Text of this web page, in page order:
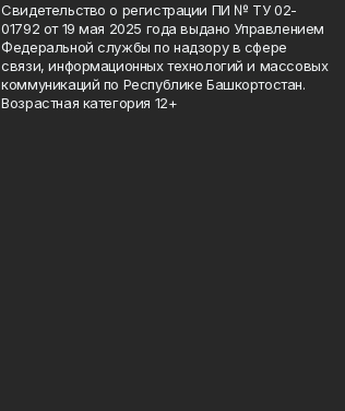
Свидетельство о регистрации ПИ № ТУ 02-
01792 от 19 мая 2025 года выдано Управлением
Федеральной службы по надзору в сфере
связи, информационных технологий и массовых
коммуникаций по Республике Башкортостан.
Возрастная категория 12+